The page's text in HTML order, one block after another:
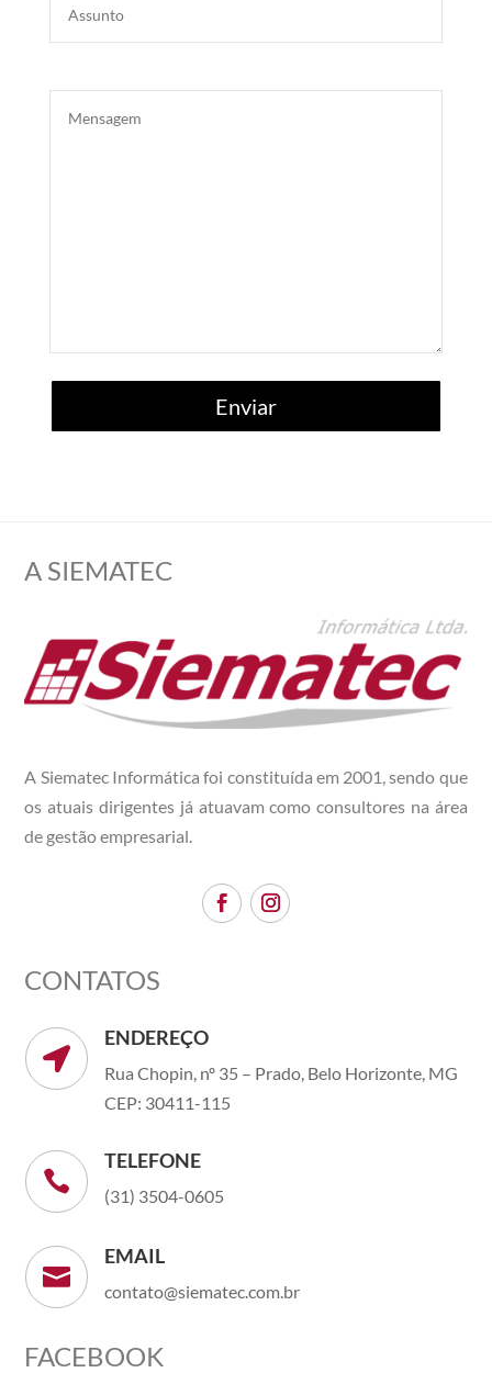
Enviar
A SIEMATEC
A Siematec Informática foi constituída em 2001, sendo que
os atuais dirigentes já atuavam como consultores na área
de gestão empresarial.
CONTATOS

ENDEREÇO
Rua Chopin, nº 35 – Prado, Belo Horizonte, MG
CEP: 30411-115

TELEFONE
(31) 3504-0605

EMAIL
contato@siematec.com.br
FACEBOOK